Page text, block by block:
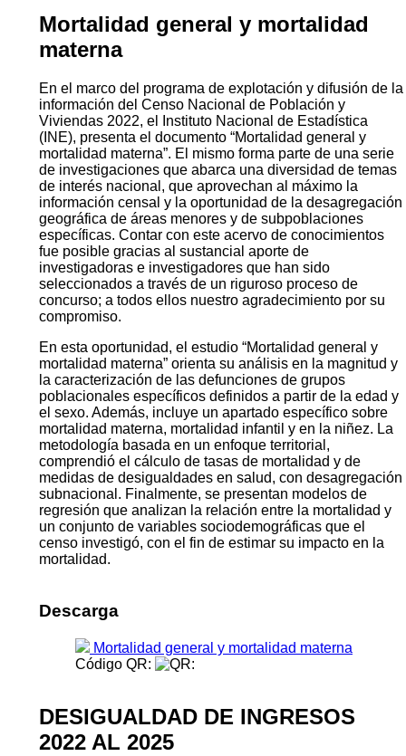
Mortalidad general y mortalidad
materna
En el marco del programa de explotación y difusión de la
información del Censo Nacional de Población y
Viviendas 2022, el Instituto Nacional de Estadística
(INE), presenta el documento “Mortalidad general y
mortalidad materna”. El mismo forma parte de una serie
de investigaciones que abarca una diversidad de temas
de interés nacional, que aprovechan al máximo la
información censal y la oportunidad de la desagregación
geográfica de áreas menores y de subpoblaciones
específicas. Contar con este acervo de conocimientos
fue posible gracias al sustancial aporte de
investigadoras e investigadores que han sido
seleccionados a través de un riguroso proceso de
concurso; a todos ellos nuestro agradecimiento por su
compromiso.
En esta oportunidad, el estudio “Mortalidad general y
mortalidad materna” orienta su análisis en la magnitud y
la caracterización de las defunciones de grupos
poblacionales específicos definidos a partir de la edad y
el sexo. Además, incluye un apartado específico sobre
mortalidad materna, mortalidad infantil y en la niñez. La
metodología basada en un enfoque territorial,
comprendió el cálculo de tasas de mortalidad y de
medidas de desigualdades en salud, con desagregación
subnacional. Finalmente, se presentan modelos de
regresión que analizan la relación entre la mortalidad y
un conjunto de variables sociodemográficas que el
censo investigó, con el fin de estimar su impacto en la
mortalidad.
Descarga
Mortalidad general y mortalidad materna
Código QR:
DESIGUALDAD DE INGRESOS
2022 AL 2025